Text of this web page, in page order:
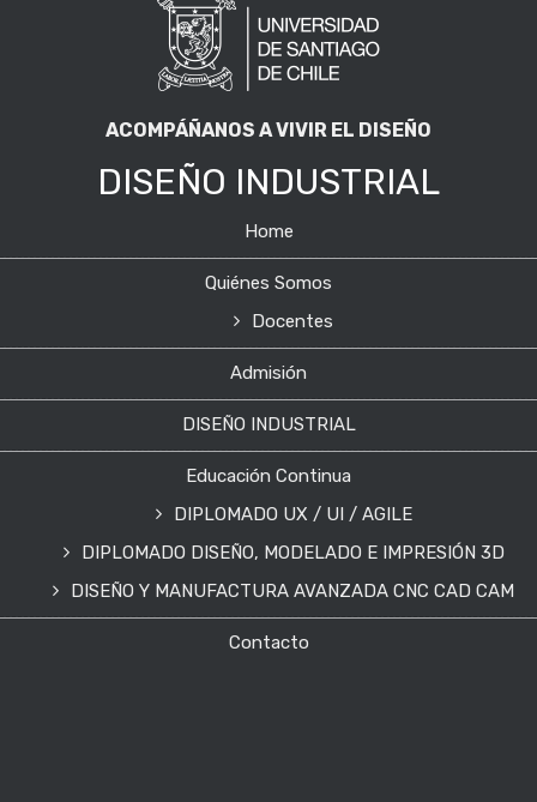
ACOMPÁÑANOS A VIVIR EL DISEÑO
DISEÑO INDUSTRIAL
Home
Quiénes Somos
Docentes
Admisión
DISEÑO INDUSTRIAL
Educación Continua
DIPLOMADO UX / UI / AGILE
DIPLOMADO DISEÑO, MODELADO E IMPRESIÓN 3D
DISEÑO Y MANUFACTURA AVANZADA CNC CAD CAM
Contacto